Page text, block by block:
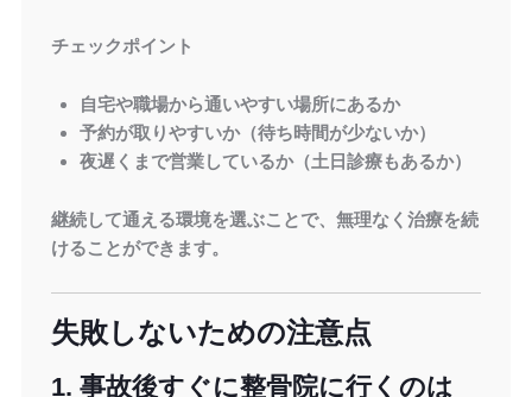
チェックポイント
自宅や職場から通いやすい場所にあるか
予約が取りやすいか（待ち時間が少ないか）
夜遅くまで営業しているか（土日診療もあるか）
継続して通える環境を選ぶことで、無理なく治療を続
けることができます。
失敗しないための注意点
1. 事故後すぐに整骨院に行くのは